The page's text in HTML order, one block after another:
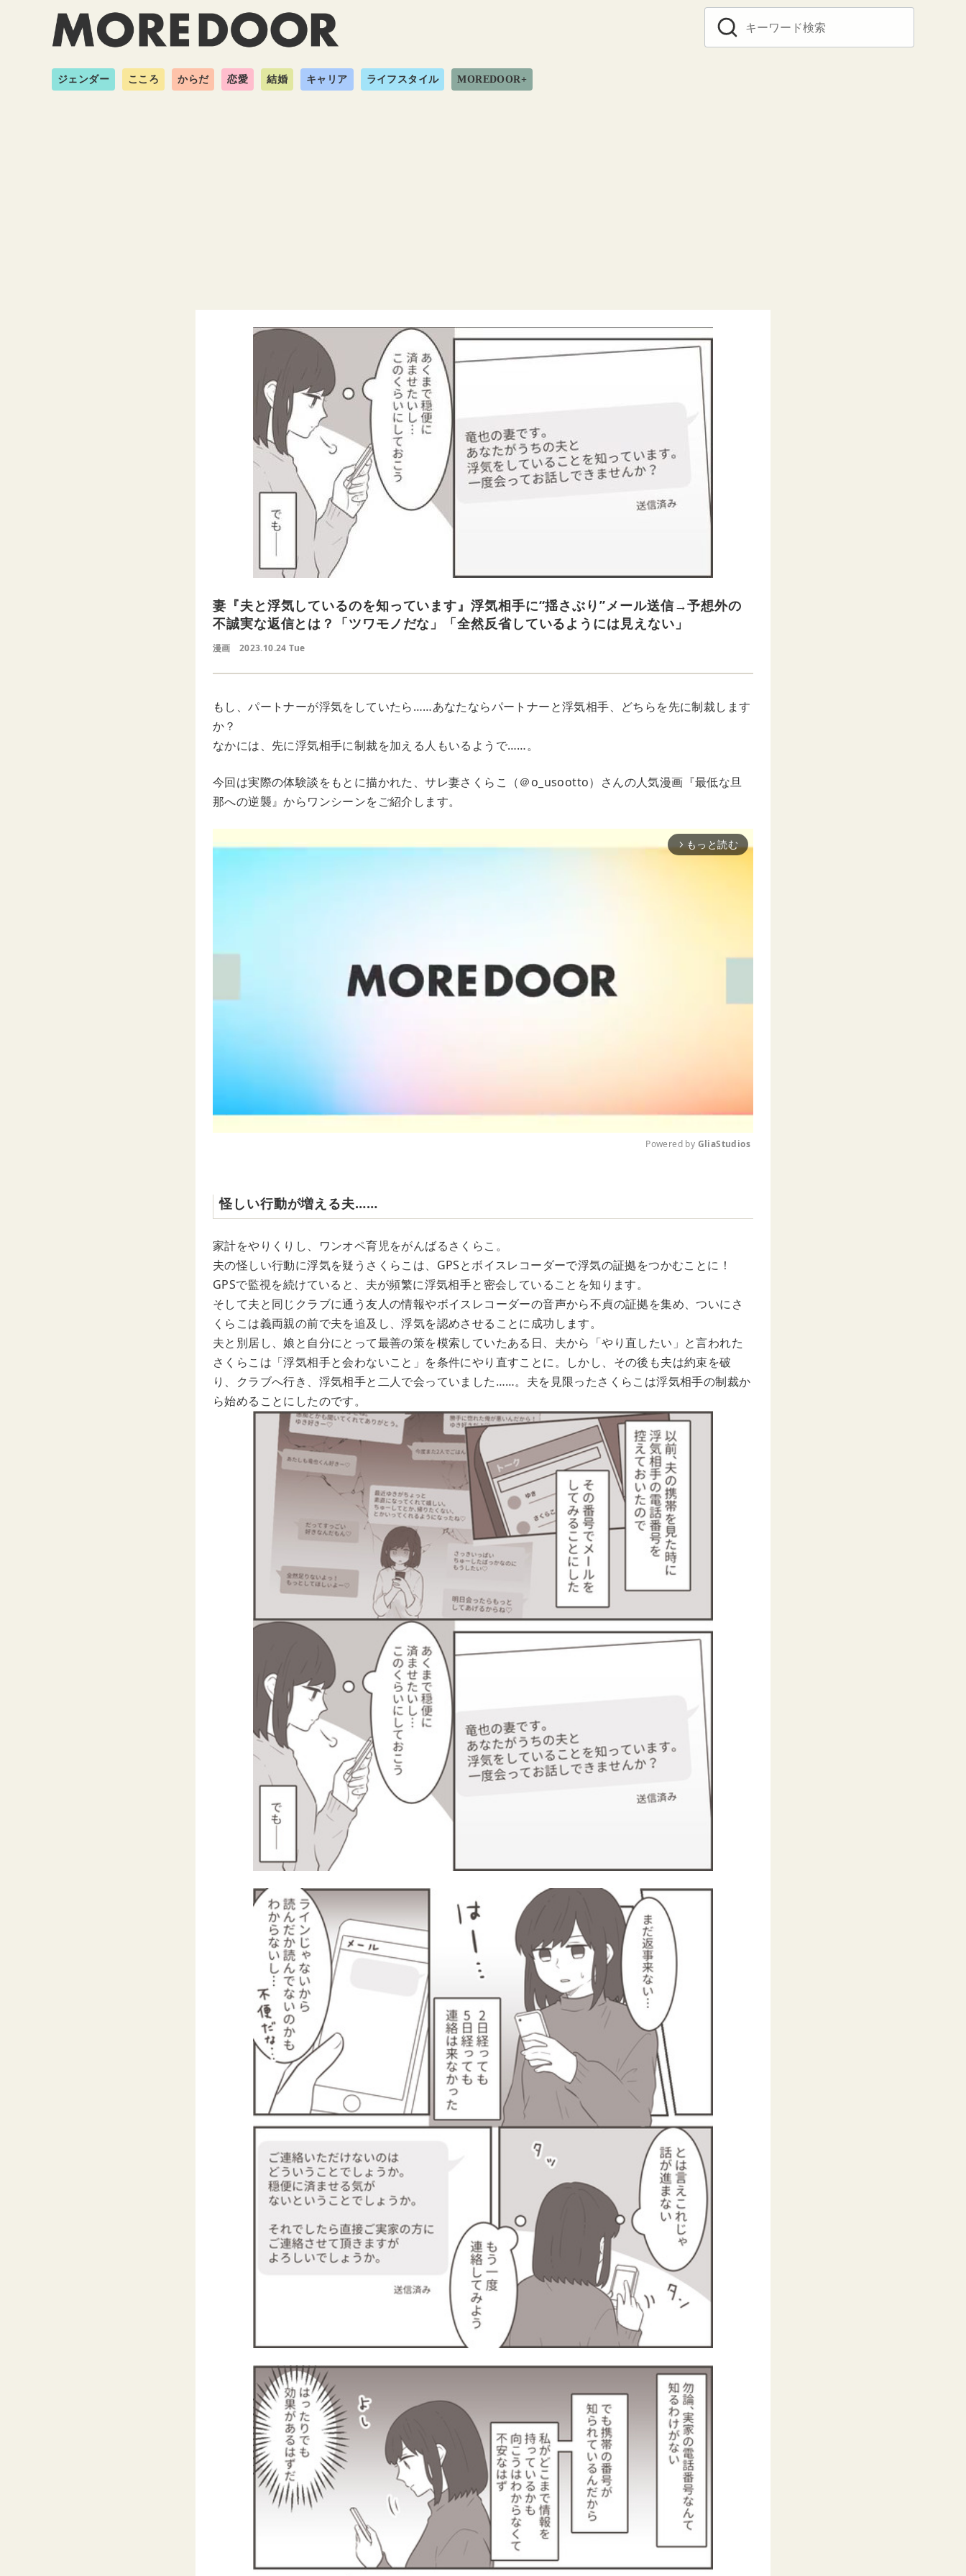
ジェンダー こころ からだ 恋愛 結婚 キャリア ライフスタイル MOREDOOR+
妻『夫と浮気しているのを知っています』浮気相手に“揺さぶり”メール送信→予想外の
不誠実な返信とは？「ツワモノだな」「全然反省しているようには見えない」
漫画 2023.10.24 Tue
もし、パートナーが浮気をしていたら……あなたならパートナーと浮気相手、どちらを先に制裁します
か？
なかには、先に浮気相手に制裁を加える人もいるようで……。
今回は実際の体験談をもとに描かれた、サレ妻さくらこ（＠o_usootto）さんの人気漫画『最低な旦
那への逆襲』からワンシーンをご紹介します。
arrow_forward_ios もっと読む
t
Powered by GliaStudios
怪しい行動が増える夫……
家計をやりくりし、ワンオペ育児をがんばるさくらこ。
夫の怪しい行動に浮気を疑うさくらこは、GPSとボイスレコーダーで浮気の証拠をつかむことに！
GPSで監視を続けていると、夫が頻繁に浮気相手と密会していることを知ります。
そして夫と同じクラブに通う友人の情報やボイスレコーダーの音声から不貞の証拠を集め、ついにさ
くらこは義両親の前で夫を追及し、浮気を認めさせることに成功します。
夫と別居し、娘と自分にとって最善の策を模索していたある日、夫から「やり直したい」と言われた
さくらこは「浮気相手と会わないこと」を条件にやり直すことに。しかし、その後も夫は約束を破
り、クラブへ行き、浮気相手と二人で会っていました……。夫を見限ったさくらこは浮気相手の制裁か
ら始めることにしたのです。